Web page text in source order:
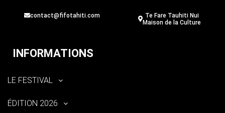
contact@fifotahiti.com
Te Fare Tauhiti Nui
Maison de la Culture
INFORMATIONS
LE FESTIVAL
ÉDITION 2026